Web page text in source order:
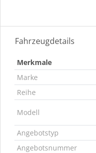
Fahrzeugdetails
Merkmale
Marke
Reihe
Modell
Angebotstyp
Angebotsnummer